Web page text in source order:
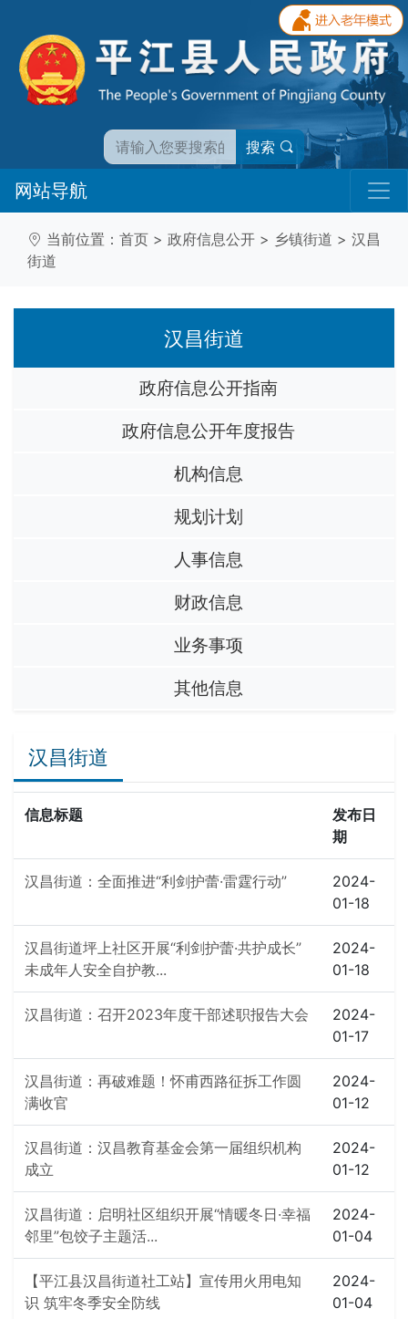
搜索
网站导航
当前位置： 首页 > 政府信息公开 > 乡镇街道 > 汉昌
街道
汉昌街道
政府信息公开指南
政府信息公开年度报告
机构信息
规划计划
人事信息
财政信息
业务事项
其他信息
汉昌街道
信息标题
发布日
期
汉昌街道：全面推进“利剑护蕾·雷霆行动”
2024-
01-18
汉昌街道坪上社区开展“利剑护蕾·共护成长”
未成年人安全自护教...
2024-
01-18
汉昌街道：召开2023年度干部述职报告大会
2024-
01-17
汉昌街道：再破难题！怀甫西路征拆工作圆
满收官
2024-
01-12
汉昌街道：汉昌教育基金会第一届组织机构
成立
2024-
01-12
汉昌街道：启明社区组织开展“情暖冬日·幸福
邻里”包饺子主题活...
2024-
01-04
【平江县汉昌街道社工站】宣传用火用电知
识 筑牢冬季安全防线
2024-
01-04